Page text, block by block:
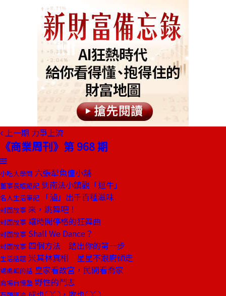
上一期 力爭上流
《商業周刊》第 968 期
小吃大學問 六張犁魚僮小舖
董事長嬉遊記 到南法小鎮觀「逗牛」
名人生活筆記 「滷」出千百種滋味
封面故事 來，跳舞吧！
封面故事 讓時間停格的狂舞曲
封面故事 Shall We Dance？
封面故事 四個方法 踏出你的第一步
生活話題 米其林真相 星星不跟廚師走
總編輯的話 皇家看故宮，民間看喬家
商場自慢塾 野性的鬥志